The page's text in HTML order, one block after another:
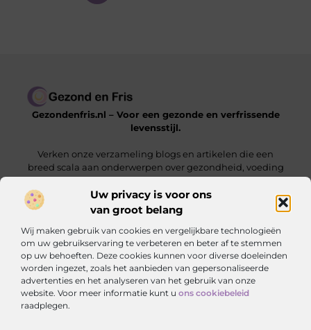
Uw privacy is voor ons
van groot belang
Wij maken gebruik van cookies en vergelijkbare technologieën
om uw gebruikservaring te verbeteren en beter af te stemmen
op uw behoeften. Deze cookies kunnen voor diverse doeleinden
worden ingezet, zoals het aanbieden van gepersonaliseerde
advertenties en het analyseren van het gebruik van onze
website. Voor meer informatie kunt u ons cookiebeleid
raadplegen.
Gezondenfris.nl – Voor een gezonde en verfrissende
levensstijl.
Verken onze verzameling blogs en artikelen die een
breed scala aan onderwerpen over gezondheid, voeding
en welzijn behandelen.
Onze informatie
Bericht categorie